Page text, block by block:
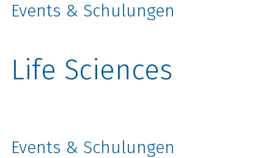
Events & Schulungen
Life Sciences
Events & Schulungen